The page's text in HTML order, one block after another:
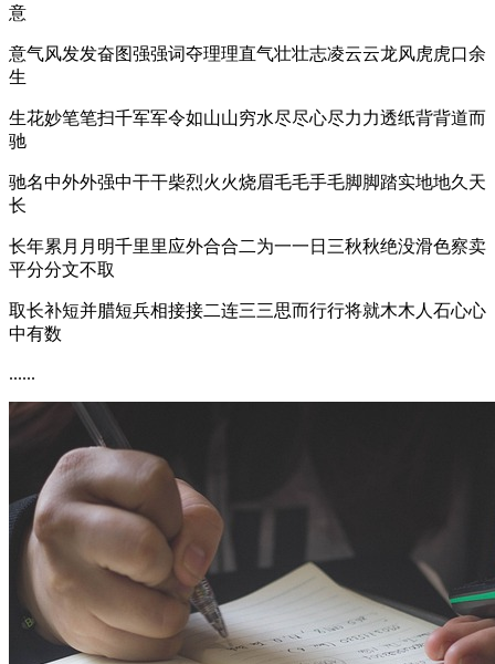
意
意气风发发奋图强强词夺理理直气壮壮志凌云云龙风虎虎口余
生
生花妙笔笔扫千军军令如山山穷水尽尽心尽力力透纸背背道而
驰
驰名中外外强中干干柴烈火火烧眉毛毛手毛脚脚踏实地地久天
长
长年累月月明千里里应外合合二为一一日三秋秋绝没滑色察卖
平分分文不取
取长补短并腊短兵相接接二连三三思而行行将就木木人石心心
中有数
......